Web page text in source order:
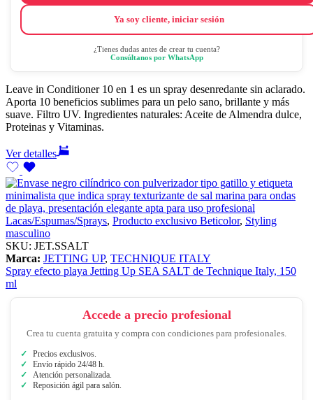
Ya soy cliente, iniciar sesión
¿Tienes dudas antes de crear tu cuenta?
Consúltanos por WhatsApp
Leave in Conditioner 10 en 1 es un spray desenredante sin aclarado.
Aporta 10 beneficios sublimes para un pelo sano, brillante y más
suave. Filtro UV. Ingredientes naturales: Aceite de Almendra dulce,
Proteinas y Vitaminas.
Ver detalles
Lacas/Espumas/Sprays, Producto exclusivo Beticolor, Styling
masculino
SKU: JET.SSALT
Marca: JETTING UP, TECHNIQUE ITALY
Spray efecto playa Jetting Up SEA SALT de Technique Italy, 150
ml
Accede a precio profesional
Crea tu cuenta gratuita y compra con condiciones para profesionales.
Precios exclusivos.
Envío rápido 24/48 h.
Atención personalizada.
Reposición ágil para salón.